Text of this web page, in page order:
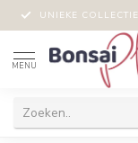
UNIEKE COLLECTIE
MENU